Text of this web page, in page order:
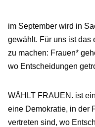
im September wird in
gewählt. Für uns ist das
zu machen: Frauen*
wo Entscheidungen
WÄHLT FRAUEN. ist
eine Demokratie, in der
vertreten sind, wo